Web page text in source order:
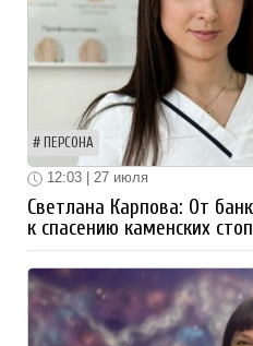
ПЕРСОНА
12:03 | 27 июля
Светлана Карпова: От
к спасению каменских стоп